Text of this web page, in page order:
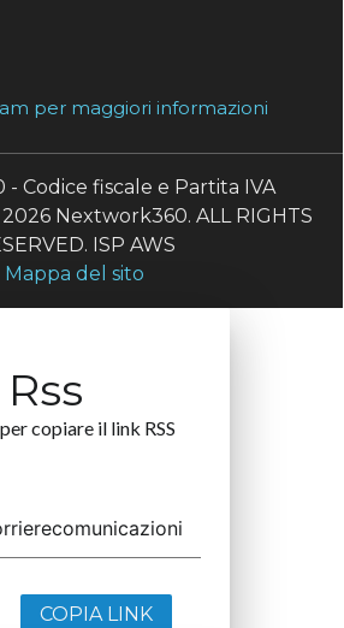
per maggiori informazioni
Codice fiscale e Partita IVA
Nextwork360. ALL RIGHTS
ISP AWS
Mappa del sito
copiare il link RSS
COPIA LINK